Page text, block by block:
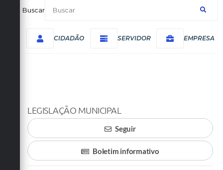
Buscar
CIDADÃO SERVIDOR EMPRESA
LEGISLAÇÃO MUNICIPAL
Seguir
Boletim informativo